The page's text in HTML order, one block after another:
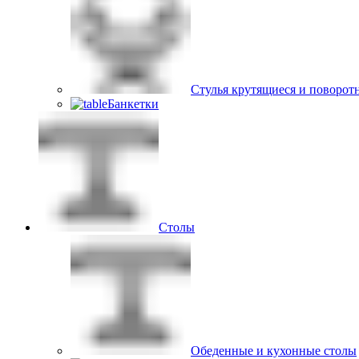
Стулья крутящиеся и
Банкетки
Столы
Обеденные и кухонные столы